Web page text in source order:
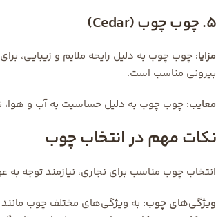
5. چوب چوب (Cedar)
مزایا: چوب چوب به دلیل رایحه ملایم و زیبایی،
بیرونی مناسب است.
معایب: چوب چوب به دلیل حساسیت به آب و هوا،
نکات مهم در انتخاب چوب
انتخاب چوب مناسب برای نجاری، نیازمند توجه
ویژگی‌های چوب: به ویژگی‌های مختلف چوب مانند